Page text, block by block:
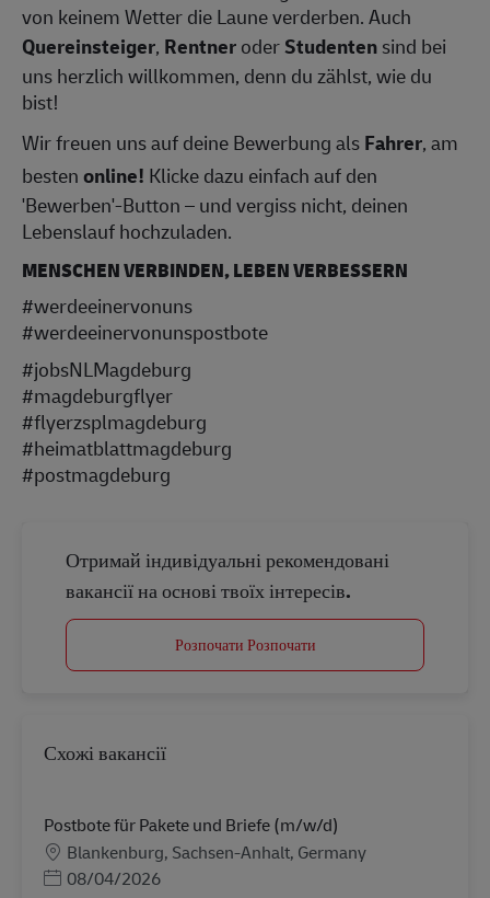
von keinem Wetter die Laune verderben. Auch
Quereinsteiger, RentneroderStudentensind bei
uns herzlich willkommen, denn du zählst, wie du
bist!
Wir freuen uns auf deine Bewerbung alsFahrer, am
bestenonline! Klicke dazu einfach auf den
'Bewerben'-Button – und vergiss nicht, deinen
Lebenslauf hochzuladen.
MENSCHEN VERBINDEN, LEBEN VERBESSERN
#werdeeinervonuns
#werdeeinervonunspostbote
#jobsNLMagdeburg
#magdeburgflyer
#flyerzsplmagdeburg
#heimatblattmagdeburg
#postmagdeburg
Отримай індивідуальні рекомендовані
вакансії на основі твоїх інтересів.
Розпочати Розпочати
Схожі вакансії
Postbote für Pakete und Briefe (m/w/d)
Місцезнаходження
Blankenburg, Sachsen-Anhalt, Germany
Posted Date
08/04/2026